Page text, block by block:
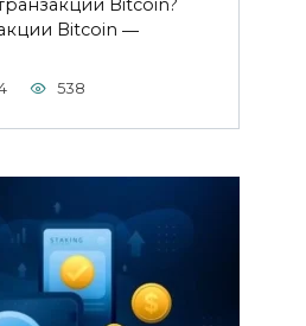
Bitcoin?​
Bitcoin ―
538